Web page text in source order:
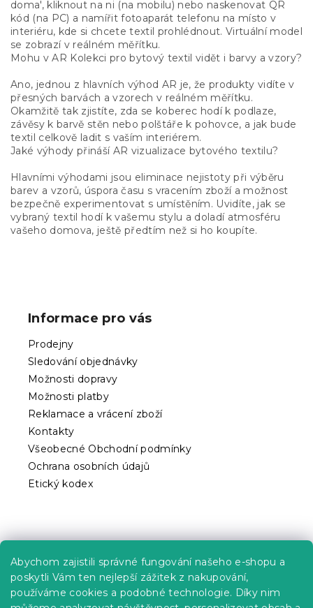
Abychom zajistili správné fungování našeho e-shopu a
poskytli Vám ten nejlepší zážitek z nakupování,
používáme cookies a podobné technologie. Díky nim
doma', kliknout na ni (na mobilu) nebo naskenovat QR
kód (na PC) a namířit fotoaparát telefonu na místo v
interiéru, kde si chcete textil prohlédnout. Virtuální model
se zobrazí v reálném měřítku.
Mohu v AR Kolekci pro bytový textil vidět i barvy a vzory?
Ano, jednou z hlavních výhod AR je, že produkty vidíte v
přesných barvách a vzorech v reálném měřítku.
Okamžitě tak zjistíte, zda se koberec hodí k podlaze,
závěsy k barvě stěn nebo polštáře k pohovce, a jak bude
textil celkově ladit s vaším interiérem.
Jaké výhody přináší AR vizualizace bytového textilu?
Hlavními výhodami jsou eliminace nejistoty při výběru
barev a vzorů, úspora času s vracením zboží a možnost
bezpečně experimentovat s umístěním. Uvidíte, jak se
vybraný textil hodí k vašemu stylu a doladí atmosféru
vašeho domova, ještě předtím než si ho koupíte.
Informace pro vás
Prodejny
Sledování objednávky
Možnosti dopravy
Možnosti platby
Reklamace a vrácení zboží
Kontakty
Všeobecné Obchodní podmínky
Ochrana osobních údajů
Etický kodex
Kariéra
Poptávky a B2B spolupráce